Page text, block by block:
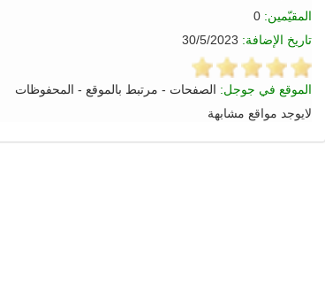
المقيّمين:
تاريخ الإضافة:
الموقع في جوجل: الصفحات - مرتبط بالموقع - المحفوظات
لايوجد مواقع مشابهة